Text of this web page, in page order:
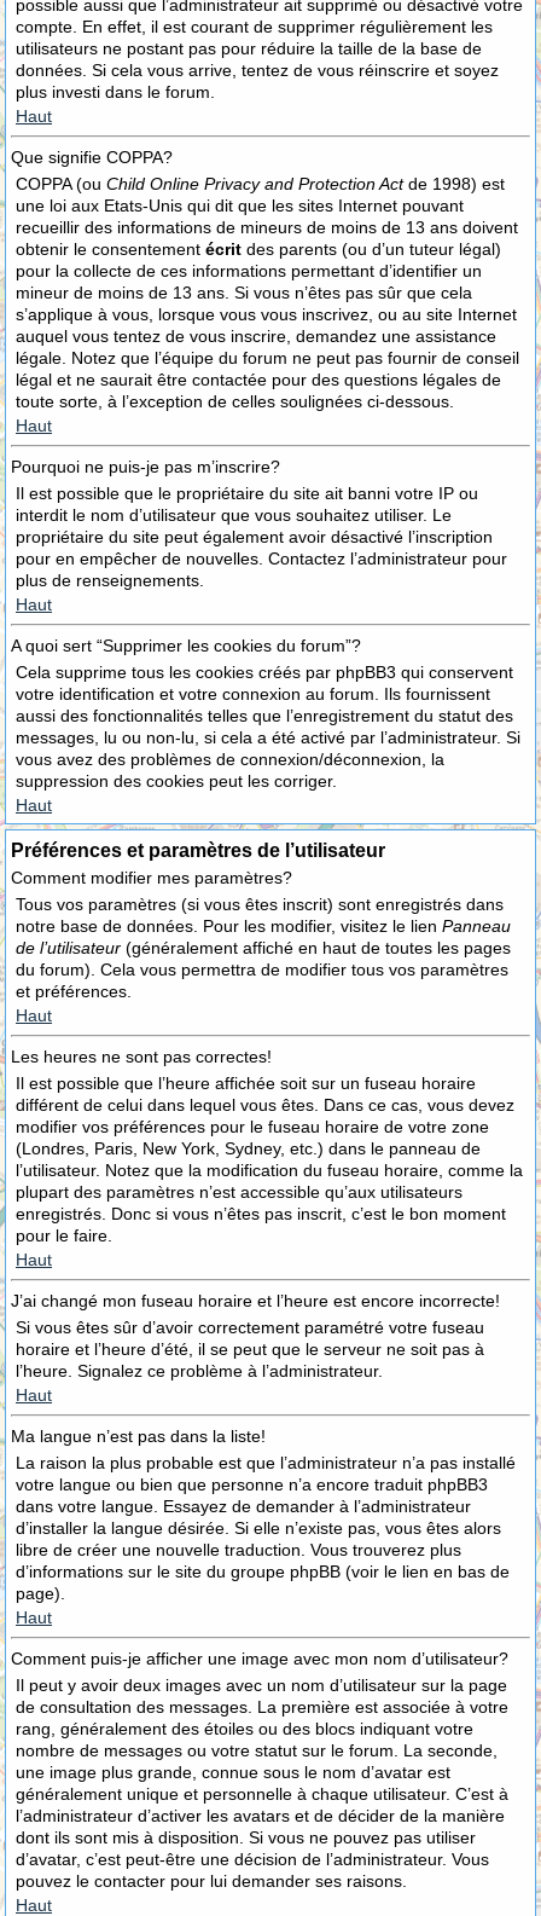
possible aussi que l’administrateur ait supprimé ou désactivé votre
compte. En effet, il est courant de supprimer régulièrement les
utilisateurs ne postant pas pour réduire la taille de la base de
données. Si cela vous arrive, tentez de vous réinscrire et soyez
plus investi dans le forum.
Haut
Que signifie COPPA?
COPPA (ou Child Online Privacy and Protection Actde 1998) est
une loi aux Etats-Unis qui dit que les sites Internet pouvant
recueillir des informations de mineurs de moins de 13 ans doivent
obtenir le consentement écrit des parents (ou d’un tuteur légal)
pour la collecte de ces informations permettant d’identifier un
mineur de moins de 13 ans. Si vous n’êtes pas sûr que cela
s’applique à vous, lorsque vous vous inscrivez, ou au site Internet
auquel vous tentez de vous inscrire, demandez une assistance
légale. Notez que l’équipe du forum ne peut pas fournir de conseil
légal et ne saurait être contactée pour des questions légales de
toute sorte, à l’exception de celles soulignées ci-dessous.
Haut
Pourquoi ne puis-je pas m’inscrire?
Il est possible que le propriétaire du site ait banni votre IP ou
interdit le nom d’utilisateur que vous souhaitez utiliser. Le
propriétaire du site peut également avoir désactivé l’inscription
pour en empêcher de nouvelles. Contactez l’administrateur pour
plus de renseignements.
Haut
A quoi sert “Supprimer les cookies du forum”?
Cela supprime tous les cookies créés par phpBB3 qui conservent
votre identification et votre connexion au forum. Ils fournissent
aussi des fonctionnalités telles que l’enregistrement du statut des
messages, lu ou non-lu, si cela a été activé par l’administrateur. Si
vous avez des problèmes de connexion/déconnexion, la
suppression des cookies peut les corriger.
Haut
Préférences et paramètres de l’utilisateur
Comment modifier mes paramètres?
Tous vos paramètres (si vous êtes inscrit) sont enregistrés dans
notre base de données. Pour les modifier, visitez le lien Panneau
de l’utilisateur (généralement affiché en haut de toutes les pages
du forum). Cela vous permettra de modifier tous vos paramètres
et préférences.
Haut
Les heures ne sont pas correctes!
Il est possible que l’heure affichée soit sur un fuseau horaire
différent de celui dans lequel vous êtes. Dans ce cas, vous devez
modifier vos préférences pour le fuseau horaire de votre zone
(Londres, Paris, New York, Sydney, etc.) dans le panneau de
l’utilisateur. Notez que la modification du fuseau horaire, comme la
plupart des paramètres n’est accessible qu’aux utilisateurs
enregistrés. Donc si vous n’êtes pas inscrit, c’est le bon moment
pour le faire.
Haut
J’ai changé mon fuseau horaire et l’heure est encore incorrecte!
Si vous êtes sûr d’avoir correctement paramétré votre fuseau
horaire et l’heure d’été, il se peut que le serveur ne soit pas à
l’heure. Signalez ce problème à l’administrateur.
Haut
Ma langue n’est pas dans la liste!
La raison la plus probable est que l’administrateur n’a pas installé
votre langue ou bien que personne n’a encore traduit phpBB3
dans votre langue. Essayez de demander à l’administrateur
d’installer la langue désirée. Si elle n’existe pas, vous êtes alors
libre de créer une nouvelle traduction. Vous trouverez plus
d’informations sur le site du groupe phpBB (voir le lien en bas de
page).
Haut
Comment puis-je afficher une image avec mon nom d’utilisateur?
Il peut y avoir deux images avec un nom d’utilisateur sur la page
de consultation des messages. La première est associée à votre
rang, généralement des étoiles ou des blocs indiquant votre
nombre de messages ou votre statut sur le forum. La seconde,
une image plus grande, connue sous le nom d’avatar est
généralement unique et personnelle à chaque utilisateur. C’est à
l’administrateur d’activer les avatars et de décider de la manière
dont ils sont mis à disposition. Si vous ne pouvez pas utiliser
d’avatar, c’est peut-être une décision de l’administrateur. Vous
pouvez le contacter pour lui demander ses raisons.
Haut